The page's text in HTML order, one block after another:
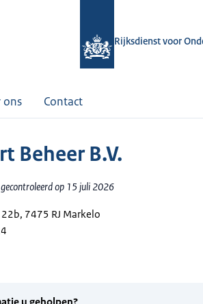
Rijksdienst voor
ons Contact
Beheer B.V.
op 15 juli 2026
7475 RJ Markelo